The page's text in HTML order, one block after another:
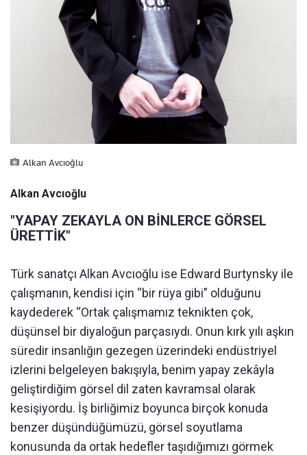
Alkan Avcıoğlu
Alkan Avcıoğlu
"YAPAY ZEKAYLA ON BİNLERCE GÖRSEL
ÜRETTİK"
Türk sanatçı Alkan Avcıoğlu ise Edward Burtynsky ile
çalışmanın, kendisi için “bir rüya gibi” olduğunu
kaydederek “Ortak çalışmamız teknikten çok,
düşünsel bir diyaloğun parçasıydı. Onun kırk yılı aşkın
süredir insanlığın gezegen üzerindeki endüstriyel
izlerini belgeleyen bakışıyla, benim yapay zekâyla
geliştirdiğim görsel dil zaten kavramsal olarak
kesişiyordu. İş birliğimiz boyunca birçok konuda
benzer düşündüğümüzü, görsel soyutlama
konusunda da ortak hedefler taşıdığımızı görmek